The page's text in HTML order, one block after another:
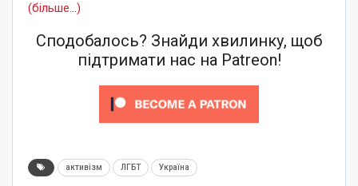
(більше…)
Сподобалось? Знайди хвилинку, щоб
підтримати нас на Patreon!
активізм ЛГБТ Україна